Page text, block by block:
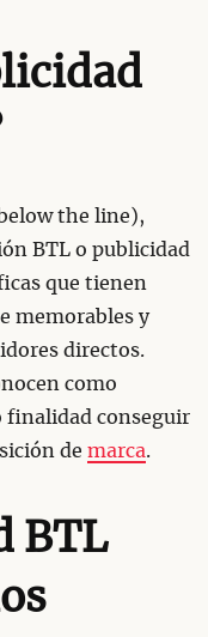
the line),
BTL o publicidad
que tienen
memorables y
directos.
como
finalidad conseguir
de marca.
BTL